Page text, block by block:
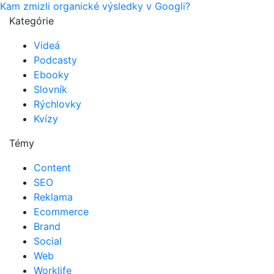
Kam zmizli organické výsledky v Googli?
Kategórie
Videá
Podcasty
Ebooky
Slovník
Rýchlovky
Kvízy
Témy
Content
SEO
Reklama
Ecommerce
Brand
Social
Web
Worklife